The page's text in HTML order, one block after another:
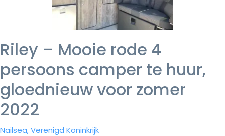
Riley – Mooie rode 4
persoons camper te huur,
gloednieuw voor zomer
2022
Nailsea, Verenigd Koninkrijk